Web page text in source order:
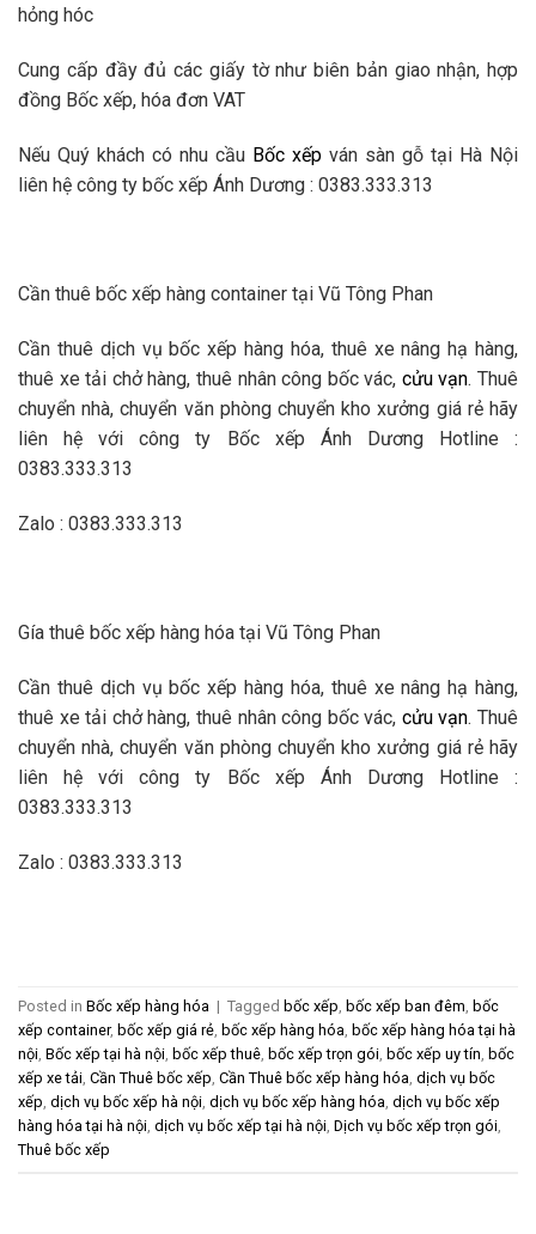
hỏng hóc
Cung cấp đầy đủ các giấy tờ như biên bản giao nhận, hợp
đồng Bốc xếp, hóa đơn VAT
Nếu Quý khách có nhu cầu Bốc xếp ván sàn gỗ tại Hà Nội
liên hệ công ty bốc xếp Ánh Dương : 0383.333.313
Cần thuê bốc xếp hàng container tại Vũ Tông Phan
Cần thuê dịch vụ bốc xếp hàng hóa, thuê xe nâng hạ hàng,
thuê xe tải chở hàng, thuê nhân công bốc vác, cửu vạn. Thuê
chuyển nhà, chuyển văn phòng chuyển kho xưởng giá rẻ hãy
liên hệ với công ty Bốc xếp Ánh Dương Hotline :
0383.333.313
Zalo : 0383.333.313
Gía thuê bốc xếp hàng hóa tại Vũ Tông Phan
Cần thuê dịch vụ bốc xếp hàng hóa, thuê xe nâng hạ hàng,
thuê xe tải chở hàng, thuê nhân công bốc vác, cửu vạn. Thuê
chuyển nhà, chuyển văn phòng chuyển kho xưởng giá rẻ hãy
liên hệ với công ty Bốc xếp Ánh Dương Hotline :
0383.333.313
Zalo : 0383.333.313
Posted in Bốc xếp hàng hóa | Tagged bốc xếp bốc xếp ban đêm bốc
xếp container, bốc xếp giá rẻ bốc xếp hàng hóa bốc xếp hàng hóa tại hà
nội Bốc xếp tại hà nội bốc xếp thuê bốc xếp trọn gói bốc xếp uy tín bốc
xếp xe tải Cần Thuê bốc xếp Cần Thuê bốc xếp hàng hóa dịch vụ bốc
xếp dịch vụ bốc xếp hà nội dịch vụ bốc xếp hàng hóa dịch vụ bốc xếp
hàng hóa tại hà nội dịch vụ bốc xếp tại hà nội Dịch vụ bốc xếp trọn gói
Thuê bốc xếp